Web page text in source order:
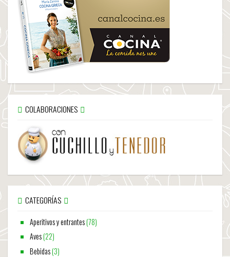
COLABORACIONES
CATEGORÍAS
Aperitivos y entrantes(78)
Aves(22)
Bebidas(3)